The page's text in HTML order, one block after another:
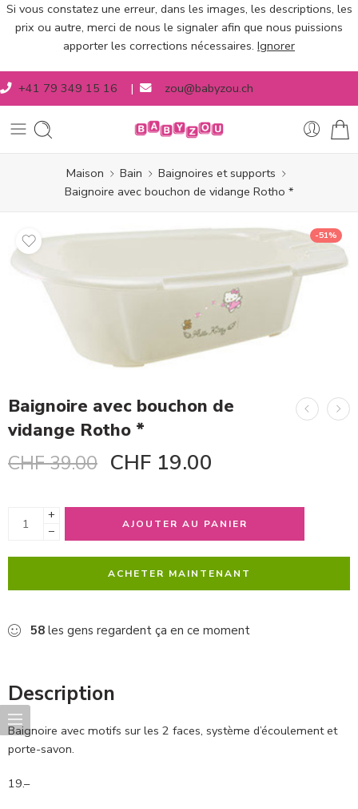
Si vous constatez une erreur, dans les images, les descriptions, les
prix ou autre, merci de nous le signaler afin que nous puissions
apporter les corrections nécessaires. Ignorer
+41 79 349 15 16 | zou@babyzou.ch
Maison Bain
Baignoires et supports
Baignoire avec bouchon de vidange Rotho *
-51%
Baignoire avec bouchon de
vidange Rotho *
CHF39.00 CHF 19.00
+
−
AJOUTER AU PANIER
ACHETER MAINTENANT
58 les gens regardent ça en ce moment
Description
Baignoire avec motifs sur les 2 faces, système d’écoulement et
porte-savon.
19.–